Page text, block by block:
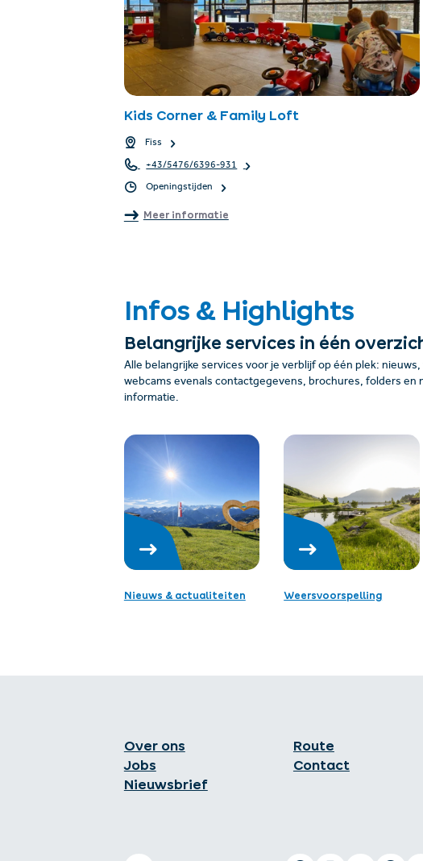
Kids Corner & Family Loft
Fiss
+43/5476/6396-931
Openingstijden
Meer informatie
Infos & Highlights
Belangrijke services in één
Alle belangrijke services voor je verblijf op één plek: nieuws,
webcams evenals contactgegevens, brochures, folders en
informatie.
Nieuws & actualiteiten Weersvoorspelling
Over ons
Jobs
Nieuwsbrief
Route
Contact